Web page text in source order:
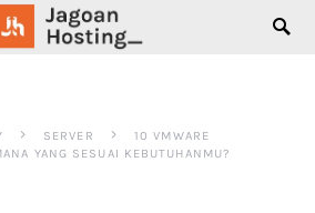
SERVER
10 VMWARE
YANG SESUAI KEBUTUHANMU?